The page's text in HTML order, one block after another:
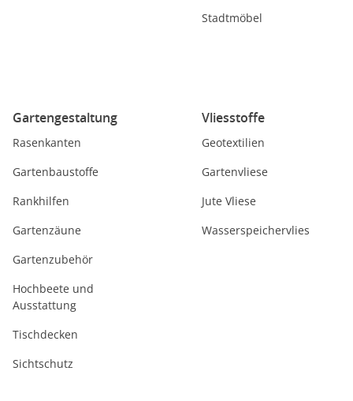
Stadtmöbel
Gartengestaltung
Rasenkanten
Gartenbaustoffe
Rankhilfen
Gartenzäune
Gartenzubehör
Hochbeete und
Ausstattung
Tischdecken
Sichtschutz
Vliesstoffe
Geotextilien
Gartenvliese
Jute Vliese
Wasserspeichervlies